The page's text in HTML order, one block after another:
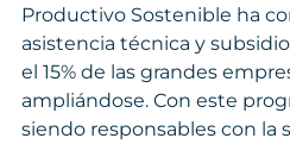
Productivo Sostenible ha
asistencia técnica y
el 15% de las grandes
ampliándose. Con este
siendo responsables con la